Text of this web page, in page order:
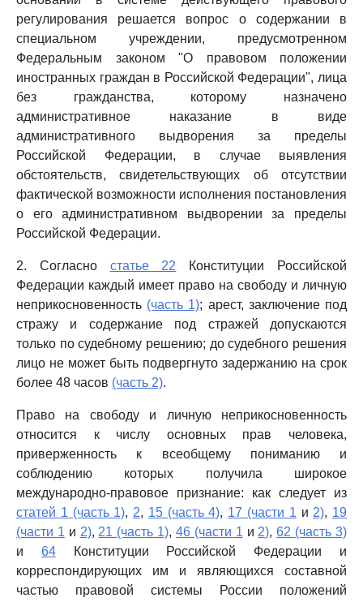
регулирования решается вопрос о содержании в
специальном учреждении, предусмотренном
Федеральным законом "О правовом положении
иностранных граждан в Российской Федерации", лица
без гражданства, которому назначено
административное наказание в виде
административного выдворения за пределы
Российской Федерации, в случае выявления
обстоятельств, свидетельствующих об отсутствии
фактической возможности исполнения постановления
о его административном выдворении за пределы
Российской Федерации.
2. Согласно статье 22 Конституции Российской
Федерации каждый имеет право на свободу и личную
неприкосновенность (часть 1); арест, заключение под
стражу и содержание под стражей допускаются
только по судебному решению; до судебного решения
лицо не может быть подвергнуто задержанию на срок
более 48 часов (часть 2).
Право на свободу и личную неприкосновенность
относится к числу основных прав человека,
приверженность к всеобщему пониманию и
соблюдению которых получила широкое
международно-правовое признание: как следует из
статей 1 (часть 1), 2, 15 (часть 4), 17 (части 1 и 2), 19
(части 1 и 2), 21 (часть 1),46 (части 1 и 2),62 (часть 3)
и 64Конституции Российской Федерации и
корреспондирующих им и являющихся составной
частью правовой системы России положений